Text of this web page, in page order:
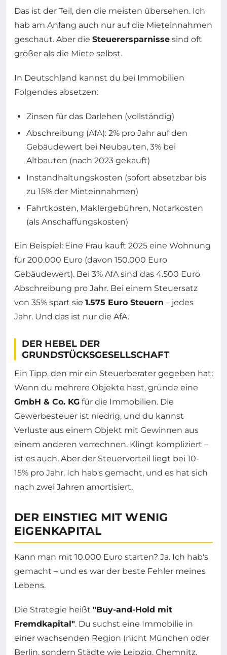
Das ist der Teil, den die meisten übersehen. Ich
hab am Anfang auch nur auf die Mieteinnahmen
geschaut. Aber die Steuerersparnisse sind oft
größer als die Miete selbst.
In Deutschland kannst du bei Immobilien
Folgendes absetzen:
Zinsen für das Darlehen (vollständig)
Abschreibung (AfA): 2% pro Jahr auf den
Gebäudewert bei Neubauten, 3% bei
Altbauten (nach 2023 gekauft)
Instandhaltungskosten (sofort absetzbar bis
zu 15% der Mieteinnahmen)
Fahrtkosten, Maklergebühren, Notarkosten
(als Anschaffungskosten)
Ein Beispiel: Eine Frau kauft 2025 eine Wohnung
für 200.000 Euro (davon 150.000 Euro
Gebäudewert). Bei 3% AfA sind das 4.500 Euro
Abschreibung pro Jahr. Bei einem Steuersatz
von 35% spart sie 1.575 Euro Steuern – jedes
Jahr. Und das ist nur die AfA.
DER HEBEL DER
GRUNDSTÜCKSGESELLSCHAFT
Ein Tipp, den mir ein Steuerberater gegeben hat:
Wenn du mehrere Objekte hast, gründe eine
GmbH & Co. KG für die Immobilien. Die
Gewerbesteuer ist niedrig, und du kannst
Verluste aus einem Objekt mit Gewinnen aus
einem anderen verrechnen. Klingt kompliziert –
ist es auch. Aber der Steuervorteil liegt bei 10-
15% pro Jahr. Ich hab's gemacht, und es hat sich
nach zwei Jahren amortisiert.
DER EINSTIEG MIT WENIG
EIGENKAPITAL
Kann man mit 10.000 Euro starten? Ja. Ich hab's
gemacht – und es war der beste Fehler meines
Lebens.
Die Strategie heißt "Buy-and-Hold mit
Fremdkapital". Du suchst eine Immobilie in
einer wachsenden Region (nicht München oder
Berlin, sondern Städte wie Leipzig, Chemnitz,